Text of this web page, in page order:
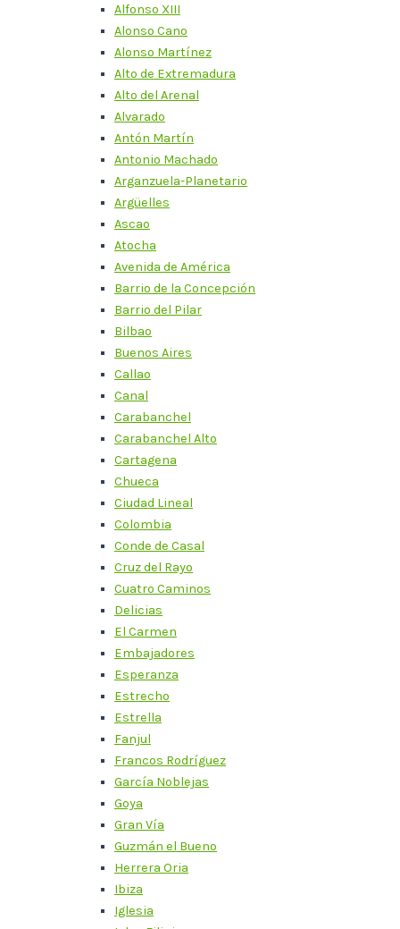
Alfonso XIII
Alonso Cano
Alonso Martínez
Alto de Extremadura
Alto del Arenal
Alvarado
Antón Martín
Antonio Machado
Arganzuela-Planetario
Argüelles
Ascao
Atocha
Avenida de América
Barrio de la Concepción
Barrio del Pilar
Bilbao
Buenos Aires
Callao
Canal
Carabanchel
Carabanchel Alto
Cartagena
Chueca
Ciudad Lineal
Colombia
Conde de Casal
Cruz del Rayo
Cuatro Caminos
Delicias
El Carmen
Embajadores
Esperanza
Estrecho
Estrella
Fanjul
Francos Rodríguez
García Noblejas
Goya
Gran Vía
Guzmán el Bueno
Herrera Oria
Ibiza
Iglesia